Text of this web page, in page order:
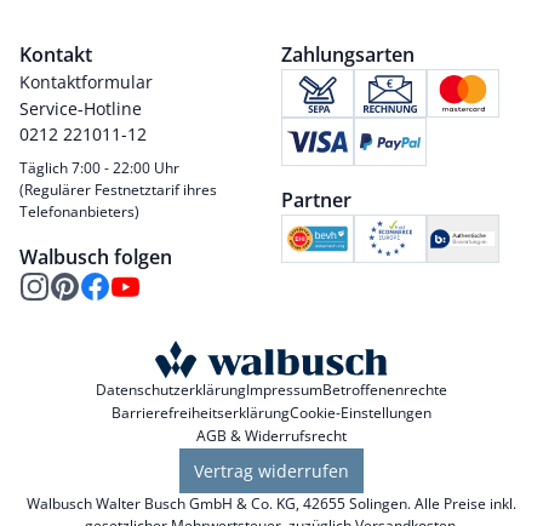
Kontakt
Kontaktformular
Service-Hotline
0212 221011-12
Täglich 7:00 - 22:00 Uhr
(Regulärer Festnetztarif ihres
Telefonanbieters)
Walbusch folgen
Zahlungsarten
Partner
DatenschutzerklärungImpressumBetroffenenrechte
BarrierefreiheitserklärungCookie-Einstellungen
AGB & Widerrufsrecht
Vertrag widerrufen
Walbusch Walter Busch GmbH & Co. KG, 42655 Solingen. Alle Preise inkl.